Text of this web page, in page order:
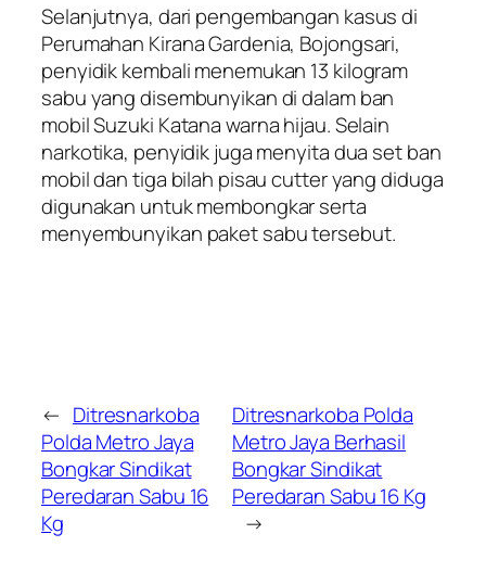
Selanjutnya, dari pengembangan kasus di
Perumahan Kirana Gardenia, Bojongsari,
penyidik kembali menemukan 13 kilogram
sabu yang disembunyikan di dalam ban
mobil Suzuki Katana warna hijau. Selain
narkotika, penyidik juga menyita dua set ban
mobil dan tiga bilah pisau cutter yang diduga
digunakan untuk membongkar serta
menyembunyikan paket sabu tersebut.
← Ditresnarkoba
Polda Metro Jaya
Bongkar Sindikat
Peredaran Sabu 16
Kg
Ditresnarkoba Polda
Metro Jaya Berhasil
Bongkar Sindikat
Peredaran Sabu 16 Kg
→